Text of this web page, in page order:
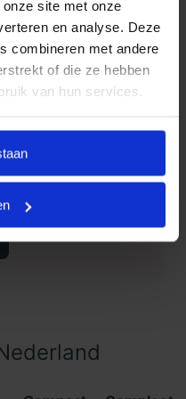
site met onze
en analyse. Deze
combineren met andere
of die ze hebben
van hun services.
9.3
Klanten